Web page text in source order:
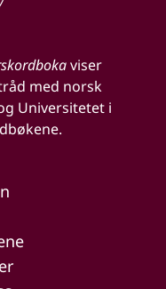
viser
med norsk
Universitetet i